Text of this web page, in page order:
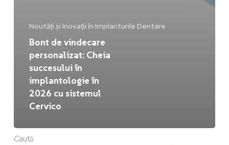
Noutăți și Inovații în Implanturile Dentare
Bont de vindecare
personalizat: Cheia
succesului în
implantologie în
2026 cu sistemul
Cervico
Caută